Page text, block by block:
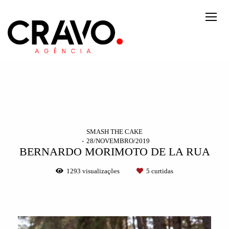
SMASH THE CAKE
28/NOVEMBRO/2019
BERNARDO MORIMOTO DE LA RUA
1293 visualizações 5 curtidas